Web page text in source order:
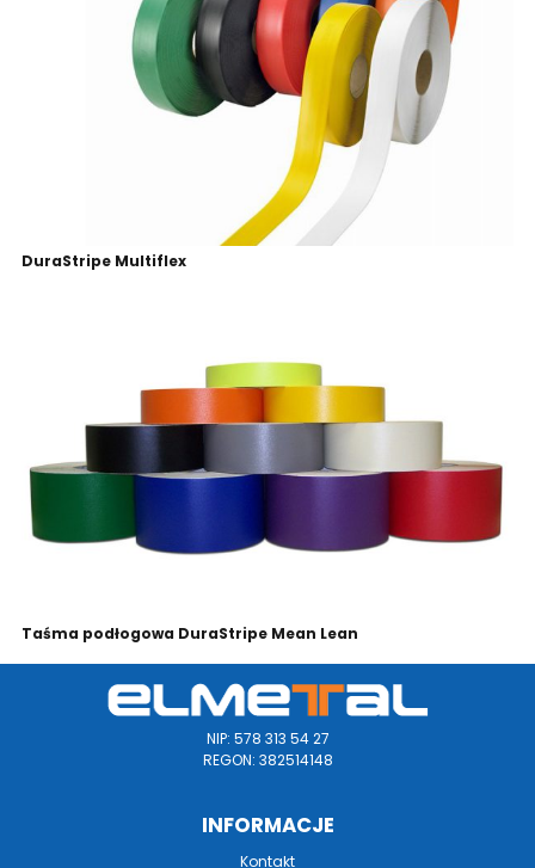
DuraStripe Multiflex
Taśma podłogowa DuraStripe Mean Lean
NIP: 578 313 54 27
REGON: 382514148
INFORMACJE
Kontakt